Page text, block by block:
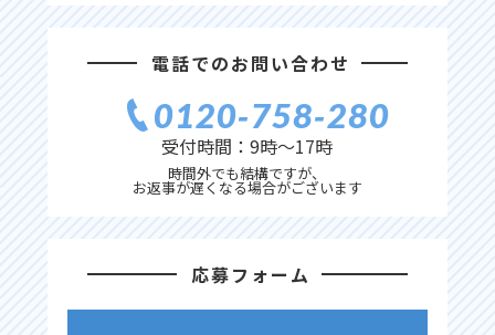
電話でのお問い合わせ
0120‐758‐280
受付時間：9時〜17時
時間外でも結構ですが、
お返事が遅くなる場合がございます
応募フォーム